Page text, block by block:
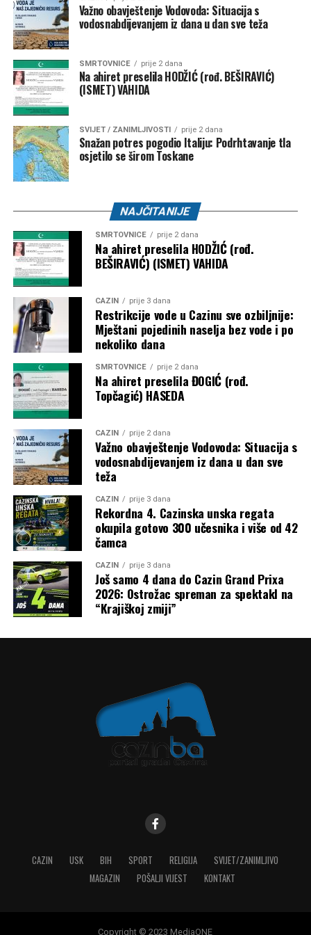
Njen otac je umro 2014. godine od raka bubrega, za koji
ljekari vjeruju da je možda povezan s izloženošću azbestu.
Iako je preživjela, život s jednim plućnim krilom i dalje joj
uzrokuje svakodnevne izazove, jer lako ostaje bez daha,
ne može trčati i bori se s podizanjem teških tereta.
“Nekad ljudi kažu da bi sve trebalo biti super kada se
preživi rak”,
rekla je dodavši da postoji mnogo fizičkih
stvari koje se dešavaju nakon operacija.
“Lako se zadišem i lako se umorim. Imam smrznuto
rame i ne mogu pravilno otvoriti lijevu ruku. Doktori
rijetko viđaju pacijente koji žive ovoliko dugo nakon
mezotelioma. Kažu da je u mom slučaju rijetkost biti
ovdje 20 godina”,kaže Heather Von St. James.
Dvadeset godina kasnije, još uvijek je živa. Kaže da njen
slučaj daje ljudima nadu da se rak može preživjeti i da nas
lijekovi mogu izliječiti.
Post
Share
Tweet Share
Mail
Važno obavještenje Vodovoda: Situacija s
vodosnabdijevanjem iz dana u dan sve teža
SMRTOVNICE prije 2 dana
Na ahiret preselila HODŽIĆ (rođ. BEŠIRAVIĆ)
(ISMET) VAHIDA
SVIJET / ZANIMLJIVOSTI prije 2 dana
Snažan potres pogodio Italiju: Podrhtavanje tla
osjetilo se širom Toskane
NAJČITANIJE
SMRTOVNICE prije 2 dana
Na ahiret preselila HODŽIĆ (rođ.
BEŠIRAVIĆ) (ISMET) VAHIDA
CAZIN prije 3 dana
Restrikcije vode u Cazinu sve ozbiljnije:
Mještani pojedinih naselja bez vode i po
nekoliko dana
SMRTOVNICE prije 2 dana
Na ahiret preselila ĐOGIĆ (rođ.
Topčagić) HASEDA
CAZIN prije 2 dana
Važno obavještenje Vodovoda: Situacija s
vodosnabdijevanjem iz dana u dan sve
teža
CAZIN prije 3 dana
Rekordna 4. Cazinska unska regata
okupila gotovo 300 učesnika i više od 42
čamca
CAZIN prije 3 dana
Još samo 4 dana do Cazin Grand Prixa
2026: Ostrožac spreman za spektakl na
“Krajiškoj zmiji”
CAZIN USK BIH SPORT RELIGIJA
SVIJET/ZANIMLJIVO
MAGAZIN
POŠALJI VIJEST KONTAKT
Copyright © 2023 MediaONE